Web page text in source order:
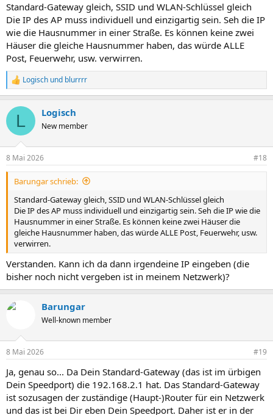
:
Standard-Gateway gleich, SSID und WLAN-Schlüssel gleich
Die IP des AP muss individuell und einzigartig sein. Seh die IP
wie die Hausnummer in einer Straße. Es können keine zwei
Häuser die gleiche Hausnummer haben, das würde ALLE
Post, Feuerwehr, usw. verwirren.
R
e
k
i
e
n
Logisch und blurrrr
L Logisch
New member
8 Mai 2026 #18
Barungar schrieb:
Standard-Gateway gleich, SSID und WLAN-Schlüssel gleich
Die IP des AP muss individuell und einzigartig sein. Seh die IP wie die
Hausnummer in einer Straße. Es können keine zwei Häuser die
gleiche Hausnummer haben, das würde ALLE Post, Feuerwehr, usw.
verwirren.
Verstanden. Kann ich da dann irgendeine IP eingeben (die
bisher noch nicht vergeben ist in meinem Netzwerk)?
Barungar
Well-known member
8 Mai 2026 #19
Ja, genau so... Da Dein Standard-Gateway (das ist im ürbigen
Dein Speedport) die 192.168.2.1 hat. Das Standard-Gateway
ist sozusagen der zuständige (Haupt-)Router für ein Netzwerk
und das ist bei Dir eben Dein Speedport. Daher ist er in der